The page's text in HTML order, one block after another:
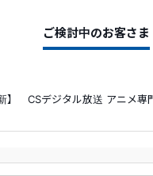
ご検討中のお客さま
新】 CSデジタル放送 アニメ専